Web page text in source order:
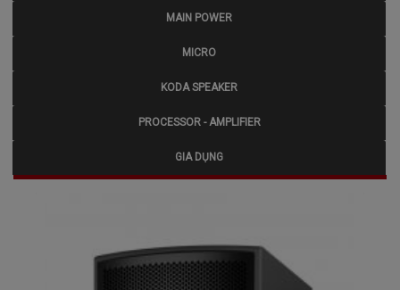
MAIN POWER
MICRO
KODA SPEAKER
PROCESSOR - AMPLIFIER
GIA DỤNG